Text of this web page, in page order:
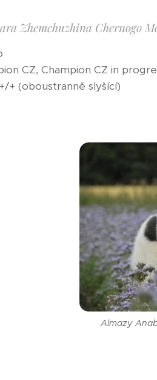
Zhemchuzhina Chernogo
CZ, Champion CZ in
+ (oboustranně slyšící)
Almazy